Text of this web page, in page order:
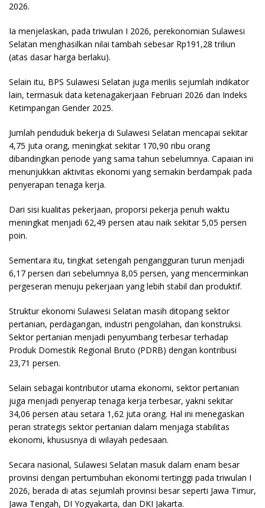
2026.
Ia menjelaskan, pada triwulan I 2026, perekonomian Sulawesi
Selatan menghasilkan nilai tambah sebesar Rp191,28 triliun
(atas dasar harga berlaku).
Selain itu, BPS Sulawesi Selatan juga merilis sejumlah indikator
lain, termasuk data ketenagakerjaan Februari 2026 dan Indeks
Ketimpangan Gender 2025.
Jumlah penduduk bekerja di Sulawesi Selatan mencapai sekitar
4,75 juta orang, meningkat sekitar 170,90 ribu orang
dibandingkan periode yang sama tahun sebelumnya. Capaian ini
menunjukkan aktivitas ekonomi yang semakin berdampak pada
penyerapan tenaga kerja.
Dari sisi kualitas pekerjaan, proporsi pekerja penuh waktu
meningkat menjadi 62,49 persen atau naik sekitar 5,05 persen
poin.
Sementara itu, tingkat setengah pengangguran turun menjadi
6,17 persen dari sebelumnya 8,05 persen, yang mencerminkan
pergeseran menuju pekerjaan yang lebih stabil dan produktif.
Struktur ekonomi Sulawesi Selatan masih ditopang sektor
pertanian, perdagangan, industri pengolahan, dan konstruksi.
Sektor pertanian menjadi penyumbang terbesar terhadap
Produk Domestik Regional Bruto (PDRB) dengan kontribusi
23,71 persen.
Selain sebagai kontributor utama ekonomi, sektor pertanian
juga menjadi penyerap tenaga kerja terbesar, yakni sekitar
34,06 persen atau setara 1,62 juta orang. Hal ini menegaskan
peran strategis sektor pertanian dalam menjaga stabilitas
ekonomi, khususnya di wilayah pedesaan.
Secara nasional, Sulawesi Selatan masuk dalam enam besar
provinsi dengan pertumbuhan ekonomi tertinggi pada triwulan I
2026, berada di atas sejumlah provinsi besar seperti Jawa Timur,
Jawa Tengah, DI Yogyakarta, dan DKI Jakarta.